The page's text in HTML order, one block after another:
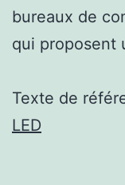
bureaux de
qui proposent
Texte de
LED